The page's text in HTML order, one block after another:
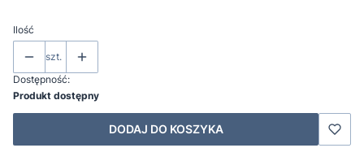
Ilość
szt.
Dostępność:
Produkt dostępny
DODAJ DO KOSZYKA